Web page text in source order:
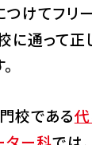
けてフリ
に通って正
校である